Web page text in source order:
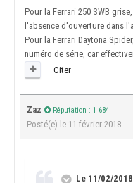
Pour la Ferrari 250 SWB
l'absence d'ouverture dans
Pour la Ferrari Daytona
numéro de série, car
Citer
Zaz Réputation : 1 684
Posté(e) le 11 février 2018
Le 11/02/